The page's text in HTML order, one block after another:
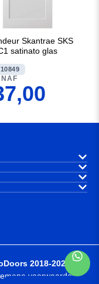
Skantrae SKS
satinato glas
10849
2018-2025
voorwaarden